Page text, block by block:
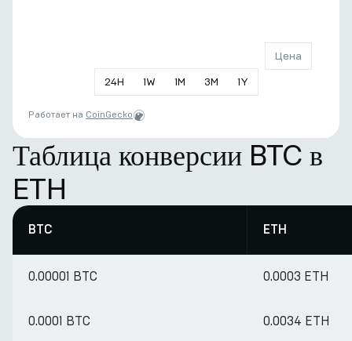
24H 1W 1M 3M 1Y
Цена
Работает на CoinGecko
Таблица конверсии BTC в
ETH
BTC ETH
0.00001 BTC 0.0003 ETH
0.0001 BTC 0.0034 ETH